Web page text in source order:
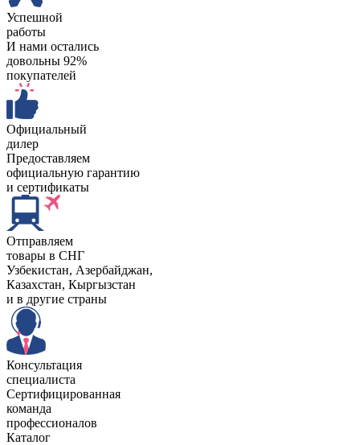
Успешной
работы
И нами остались
довольны 92%
покупателей
Официальный
дилер
Предоставляем
официальную гарантию
и сертификаты
Отправляем
товары в СНГ
Узбекистан, Aзербайджан,
Казахстан, Кыргызстан
и в другие страны
Консультация
специалиста
Сертифицированная
команда
профессионалов
Каталог